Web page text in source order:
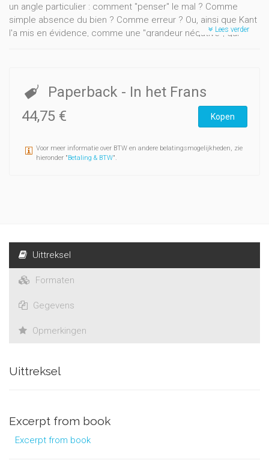
un angle particulier : comment "penser" le mal ? Comme
simple absence du bien ? Comme erreur ? Ou, ainsi que Kant
l'a mis en évidence, comme une "grandeur négative", qui
concernant la problématique du mal. Au terme d'une analyse
procédant par cercles concentriques, il montre que le coeur
du mal radical réside dans l'impureté qui habite l'arbitre
humain et trouve son expression exemplaire dans la
voir à quel point l'oeuvre de Kant " donne à penser "
Lees verder
Paperback - In het Frans
44,75 €
Kopen
Voor meer informatie over BTW en andere belatingsmogelijkheden, zie
hieronder "Betaling & BTW".
Uittreksel
Formaten
Gegevens
Opmerkingen
Uittreksel
Excerpt from book
Excerpt from book